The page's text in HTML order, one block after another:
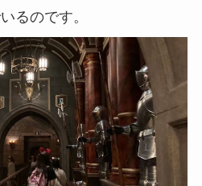
るのです。